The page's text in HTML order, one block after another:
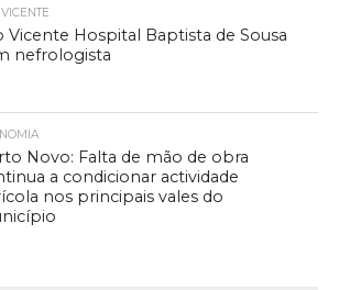
Vicente Hospital Baptista de Sousa
nefrologista
Novo: Falta de mão de obra
a condicionar actividade
nos principais vales do